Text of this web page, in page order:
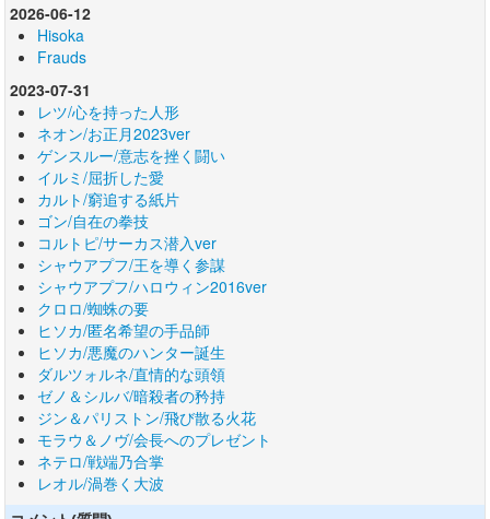
2026-06-12
Hisoka
Frauds
2023-07-31
レツ/心を持った人形
ネオン/お正月2023ver
ゲンスルー/意志を挫く闘い
イルミ/屈折した愛
カルト/窮追する紙片
ゴン/自在の拳技
コルトピ/サーカス潜入ver
シャウアプフ/王を導く参謀
シャウアプフ/ハロウィン2016ver
クロロ/蜘蛛の要
ヒソカ/匿名希望の手品師
ヒソカ/悪魔のハンター誕生
ダルツォルネ/直情的な頭領
ゼノ＆シルバ/暗殺者の矜持
ジン＆パリストン/飛び散る火花
モラウ＆ノヴ/会長へのプレゼント
ネテロ/戦端乃合掌
レオル/渦巻く大波